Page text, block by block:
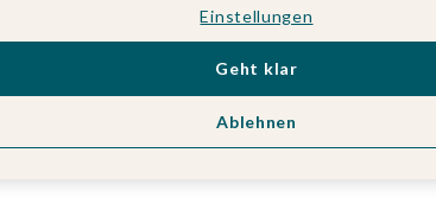
Einstellungen
Ablehnen
Geht klar